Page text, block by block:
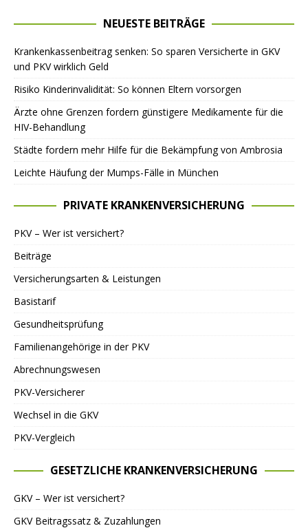
NEUESTE BEITRÄGE
Krankenkassenbeitrag senken: So sparen Versicherte in GKV
und PKV wirklich Geld
Risiko Kinderinvalidität: So können Eltern vorsorgen
Ärzte ohne Grenzen fordern günstigere Medikamente für die
HIV-Behandlung
Städte fordern mehr Hilfe für die Bekämpfung von Ambrosia
Leichte Häufung der Mumps-Fälle in München
PRIVATE KRANKENVERSICHERUNG
PKV – Wer ist versichert?
Beiträge
Versicherungsarten & Leistungen
Basistarif
Gesundheitsprüfung
Familienangehörige in der PKV
Abrechnungswesen
PKV-Versicherer
Wechsel in die GKV
PKV-Vergleich
GESETZLICHE KRANKENVERSICHERUNG
GKV – Wer ist versichert?
GKV Beitragssatz & Zuzahlungen